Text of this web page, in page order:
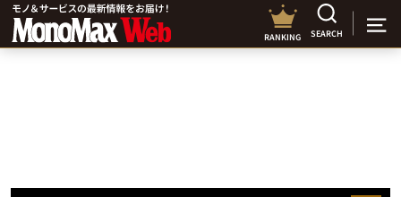
RANKING SEARCH